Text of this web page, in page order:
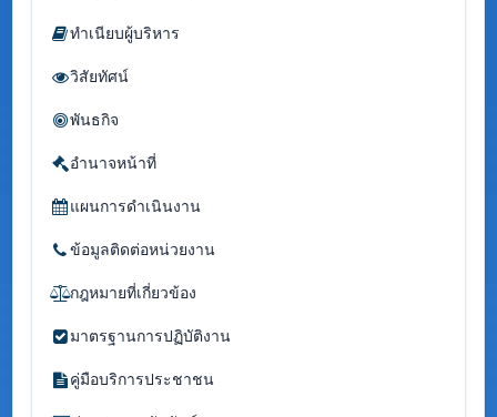
ทำเนียบผู้บริหาร
วิสัยทัศน์
พันธกิจ
อำนาจหน้าที่
แผนการดำเนินงาน
ข้อมูลติดต่อหน่วยงาน
กฎหมายที่เกี่ยวข้อง
มาตรฐานการปฏิบัติงาน
คู่มือบริการประชาชน